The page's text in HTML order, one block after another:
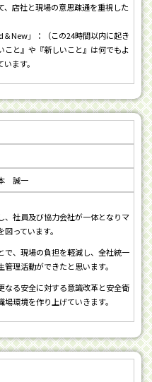
店社と現場の意思疎通を重視した
New」：（この24時間以内に起き
と』や『新しいこと』は何でもよ
ます。
誠一
、社員及び協力会社が一体となりマ
っています。
で、現場の負担を軽減し、全社統一
理活動ができたと思います。
なる安全に対する意識改革と安全衛
環境を作り上げていきます。